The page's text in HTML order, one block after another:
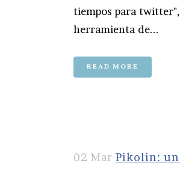
tiempos para twitter",
herramienta de...
READ MORE
02 Mar Pikolin: